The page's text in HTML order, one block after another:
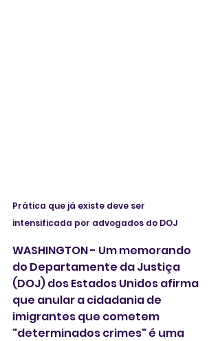
Prática que já existe deve ser
intensificada por advogados do DOJ
WASHINGTON - Um memorando
do Departamente da Justiça
(DOJ) dos Estados Unidos afirma
que anular a cidadania de
imigrantes que cometem
"determinados crimes" é uma